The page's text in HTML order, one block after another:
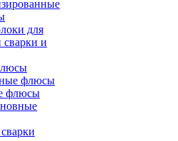
для
сварки и
флюсы
флюсы